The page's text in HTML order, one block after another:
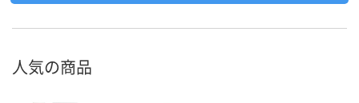
人気の商品